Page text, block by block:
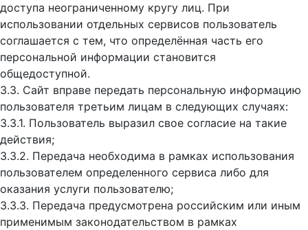
доступа неограниченному кругу лиц. При
использовании отдельных сервисов пользователь
соглашается с тем, что определённая часть его
персональной информации становится
общедоступной.
3.3. Сайт вправе передать персональную информацию
пользователя третьим лицам в следующих случаях:
3.3.1. Пользователь выразил свое согласие на такие
действия;
3.3.2. Передача необходима в рамках использования
пользователем определенного сервиса либо для
оказания услуги пользователю;
3.3.3. Передача предусмотрена российским или иным
применимым законодательством в рамках